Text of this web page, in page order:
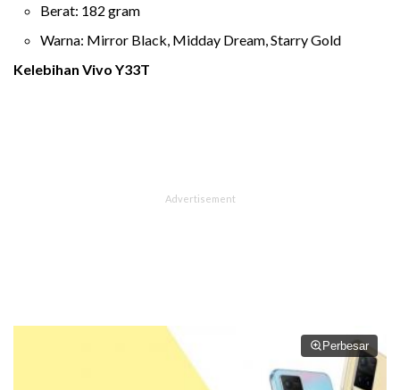
Berat: 182 gram
Warna: Mirror Black, Midday Dream, Starry Gold
Kelebihan Vivo Y33T
Perbesar